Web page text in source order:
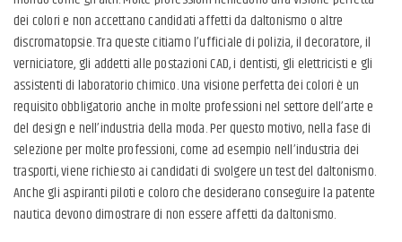
dei colori e non accettano candidati affetti da daltonismo o altre
discromatopsie. Tra queste citiamo l’ufficiale di polizia, il decoratore, il
verniciatore, gli addetti alle postazioni CAD, i dentisti, gli elettricisti e gli
assistenti di laboratorio chimico. Una visione perfetta dei colori è un
requisito obbligatorio anche in molte professioni nel settore dell’arte e
del design e nell’industria della moda. Per questo motivo, nella fase di
selezione per molte professioni, come ad esempio nell’industria dei
trasporti, viene richiesto ai candidati di svolgere un test del daltonismo.
Anche gli aspiranti piloti e coloro che desiderano conseguire la patente
nautica devono dimostrare di non essere affetti da daltonismo.